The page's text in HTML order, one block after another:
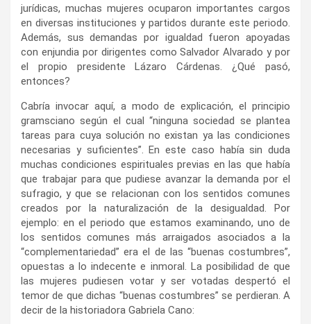
jurídicas, muchas mujeres ocuparon importantes cargos
en diversas instituciones y partidos durante este periodo.
Además, sus demandas por igualdad fueron apoyadas
con enjundia por dirigentes como Salvador Alvarado y por
el propio presidente Lázaro Cárdenas. ¿Qué pasó,
entonces?
Cabría invocar aquí, a modo de explicación, el principio
gramsciano según el cual “ninguna sociedad se plantea
tareas para cuya solución no existan ya las condiciones
necesarias y suficientes”. En este caso había sin duda
muchas condiciones espirituales previas en las que había
que trabajar para que pudiese avanzar la demanda por el
sufragio, y que se relacionan con los sentidos comunes
creados por la naturalización de la desigualdad. Por
ejemplo: en el periodo que estamos examinando, uno de
los sentidos comunes más arraigados asociados a la
“complementariedad” era el de las “buenas costumbres”,
opuestas a lo indecente e inmoral. La posibilidad de que
las mujeres pudiesen votar y ser votadas despertó el
temor de que dichas “buenas costumbres” se perdieran. A
decir de la historiadora Gabriela Cano: